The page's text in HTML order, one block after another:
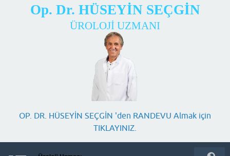
Op. Dr. HÜSEYİN SEÇGİN
ÜROLOJİ UZMANI
OP. DR. HÜSEYİN SEÇGİN 'den RANDEVU Almak için
TIKLAYINIZ.